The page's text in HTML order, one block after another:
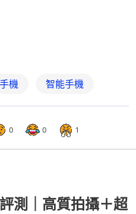
機 智能手機
0 0 1
測｜高質拍攝＋超